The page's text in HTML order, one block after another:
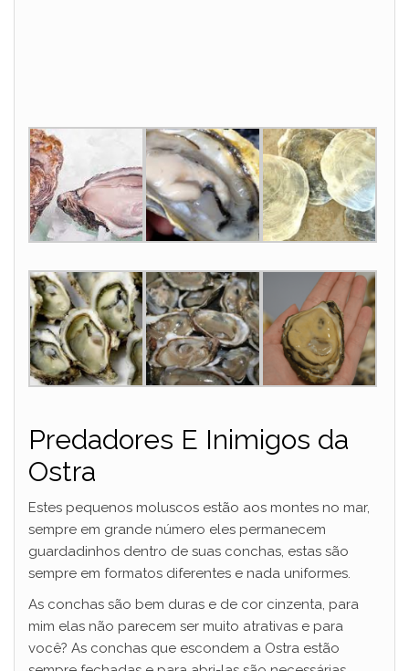
Predadores E Inimigos da
Ostra
Estes pequenos moluscos estão aos montes no mar,
sempre em grande número eles permanecem
guardadinhos dentro de suas conchas, estas são
sempre em formatos diferentes e nada uniformes.
As conchas são bem duras e de cor cinzenta, para
mim elas não parecem ser muito atrativas e para
você? As conchas que escondem a Ostra estão